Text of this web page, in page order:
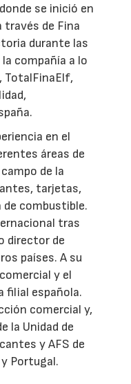
se inició en
través de Fina
durante las
compañía a lo
TotalFinaElf,
en el
áreas de
de la
tarjetas,
combustible.
tras
director de
países. A su
y el
filial española.
comercial y,
la Unidad de
y AFS de
Portugal.